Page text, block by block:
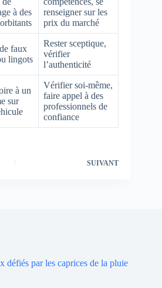
à des
renseigner sur les
prix du marché
faux
lingots
Rester sceptique,
vérifier
l’authenticité
à un
sur
Vérifier soi-même,
faire appel à des
professionnels de
confiance
SUIVANT
défiés par les caprices de la pluie